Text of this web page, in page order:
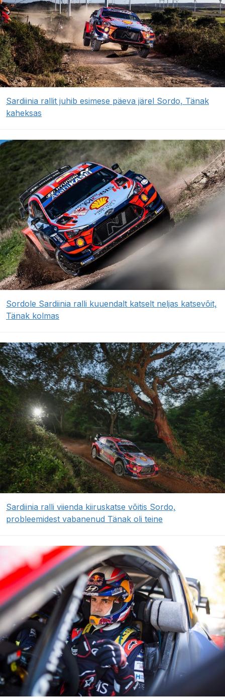
Sardiinia rallit juhib esimese päeva järel Sordo, Tänak
kaheksas
Sordole Sardiinia ralli kuuendalt katselt neljas katsevõit,
Tänak kolmas
Sardiinia ralli viienda kiiruskatse võitis Sordo,
probleemidest vabanenud Tänak oli teine